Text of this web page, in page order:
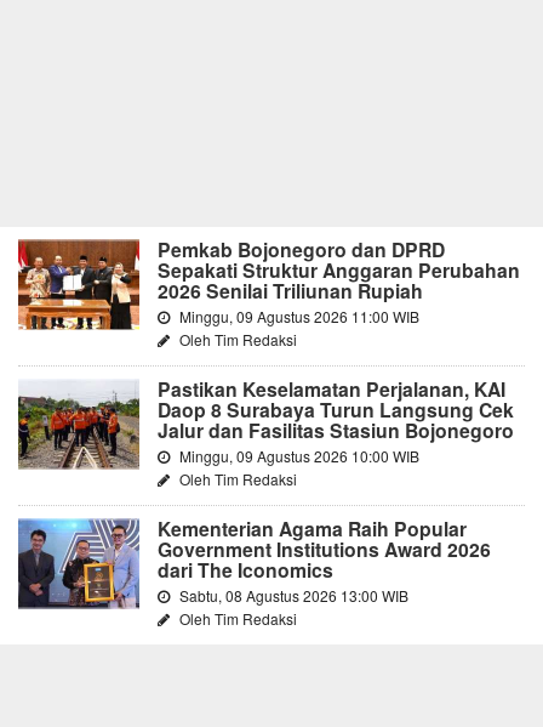
Pemkab Bojonegoro dan DPRD
Sepakati Struktur Anggaran Perubahan
2026 Senilai Triliunan Rupiah
Minggu, 09 Agustus 2026 11:00 WIB
Oleh Tim Redaksi
Pastikan Keselamatan Perjalanan, KAI
Daop 8 Surabaya Turun Langsung Cek
Jalur dan Fasilitas Stasiun Bojonegoro
Minggu, 09 Agustus 2026 10:00 WIB
Oleh Tim Redaksi
Kementerian Agama Raih Popular
Government Institutions Award 2026
dari The Iconomics
Sabtu, 08 Agustus 2026 13:00 WIB
Oleh Tim Redaksi